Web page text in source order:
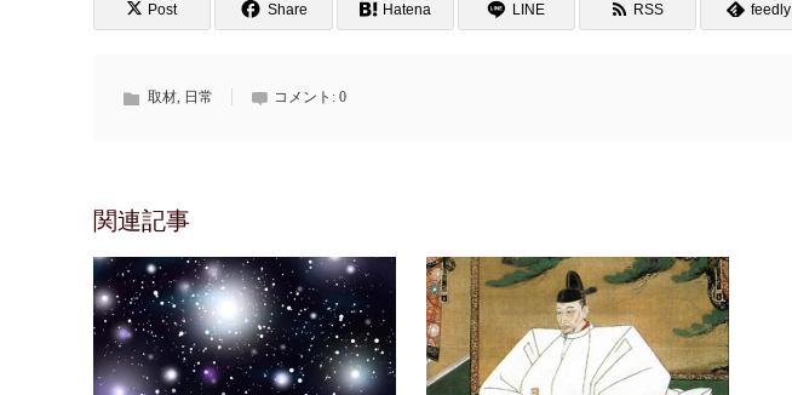
Post Share Hatena LINE RSS feedly
取材, 日常 コメント: 0
関連記事